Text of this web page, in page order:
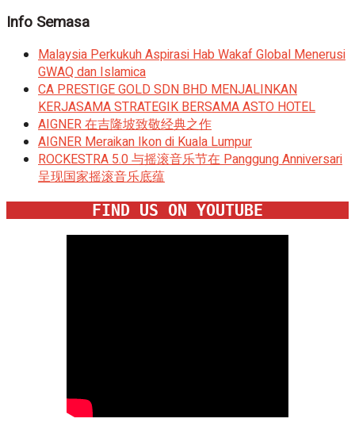
Info Semasa
Malaysia Perkukuh Aspirasi Hab Wakaf Global Menerusi
GWAQ dan Islamica
CA PRESTIGE GOLD SDN BHD MENJALINKAN
KERJASAMA STRATEGIK BERSAMA ASTO HOTEL
AIGNER 在吉隆坡致敬经典之作
AIGNER Meraikan Ikon di Kuala Lumpur
ROCKESTRA 5.0 与摇滚音乐节在 Panggung Anniversari
呈现国家摇滚音乐底蕴
FIND US ON YOUTUBE